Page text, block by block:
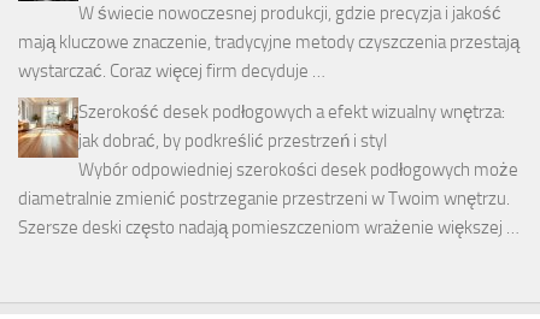
W świecie nowoczesnej produkcji, gdzie precyzja i jakość
mają kluczowe znaczenie, tradycyjne metody czyszczenia przestają
wystarczać. Coraz więcej firm decyduje …
Szerokość desek podłogowych a efekt wizualny wnętrza:
jak dobrać, by podkreślić przestrzeń i styl
Wybór odpowiedniej szerokości desek podłogowych może
diametralnie zmienić postrzeganie przestrzeni w Twoim wnętrzu.
Szersze deski często nadają pomieszczeniom wrażenie większej …